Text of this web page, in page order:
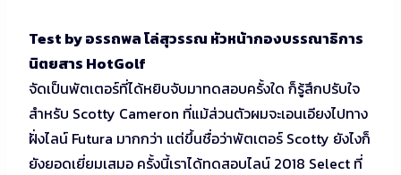
Test by อรรถพล โล่สุวรรณ หัวหน้ากองบรรณาธิการ
นิตยสาร HotGolf
จัดเป็นพัตเตอร์ที่ได้หยิบจับมาทดสอบครั้งใด ก็รู้สึกปรับใจ
สำหรับ Scotty Cameron ที่แม้ส่วนตัวผมจะเอนเอียงไปทาง
ฝั่งไลน์ Futura มากกว่า แต่ขึ้นชื่อว่าพัตเตอร์ Scotty ยังไงก็
ยังยอดเยี่ยมเสมอ ครั้งนี้เราได้ทดสอบไลน์ 2018 Select ที่